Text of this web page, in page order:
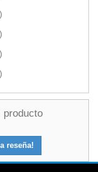
producto
reseña!